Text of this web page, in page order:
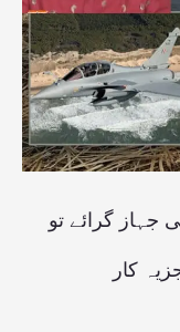
جہاز گرائے تو
کار